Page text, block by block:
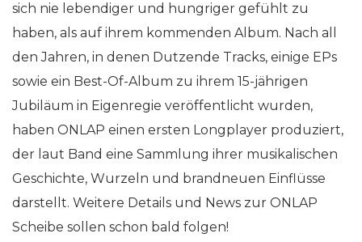
sich nie lebendiger und hungriger gefühlt zu
haben, als auf ihrem kommenden Album. Nach all
den Jahren, in denen Dutzende Tracks, einige EPs
sowie ein Best-Of-Album zu ihrem 15-jährigen
Jubiläum in Eigenregie veröffentlicht wurden,
haben ONLAP einen ersten Longplayer produziert,
der laut Band eine Sammlung ihrer musikalischen
Geschichte, Wurzeln und brandneuen Einflüsse
darstellt. Weitere Details und News zur ONLAP
Scheibe sollen schon bald folgen!